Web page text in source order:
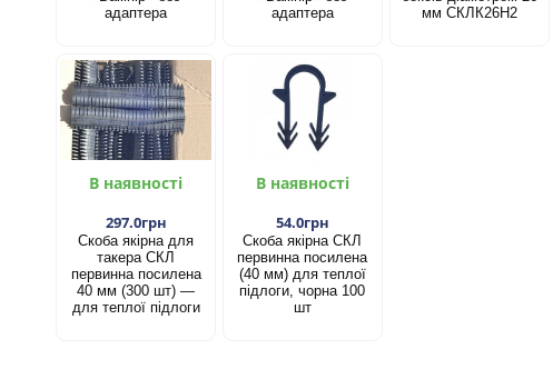
адаптера
адаптера
мм СКЛК26Н2
В наявності
297.0грн
Скоба якірна для
такера СКЛ
первинна посилена
40 мм (300 шт) —
для теплої підлоги
В наявності
54.0грн
Скоба якірна СКЛ
первинна посилена
(40 мм) для теплої
підлоги, чорна 100
шт